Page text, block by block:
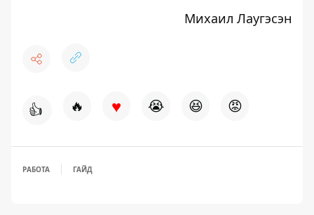
Михаил Лаугэсэн
👍 🔥 ♥ 😭 😆 😡
РАБОТА ГАЙД